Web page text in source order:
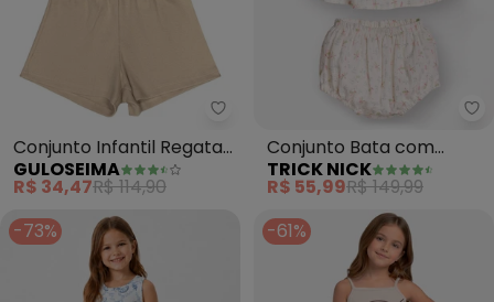
Guloseima - Conjunto Infantil
Conjunto Infantil Regata
e Short (Bege)
GULOSEIMA
R$ 34,47R$ 114,90
Conjunto Bata com
Calcinha Feminino
(Bege)
TRICK NICK
R$ 55,99R$ 149,99
-73%
-61%